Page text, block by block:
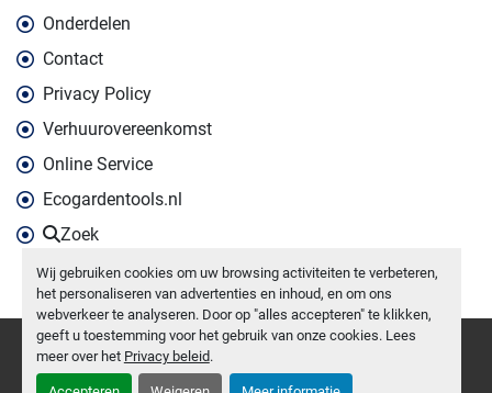
Wij gebruiken cookies om uw browsing activiteiten te verbeteren,
het personaliseren van advertenties en inhoud, en om ons
webverkeer te analyseren. Door op "alles accepteren" te klikken,
geeft u toestemming voor het gebruik van onze cookies. Lees
meer over het Privacy beleid.
Onderdelen
Contact
Privacy Policy
Verhuurovereenkomst
Online Service
Ecogardentools.nl
Zoek
Cookies beheren
Machinio Systemwebsite doorMachinio